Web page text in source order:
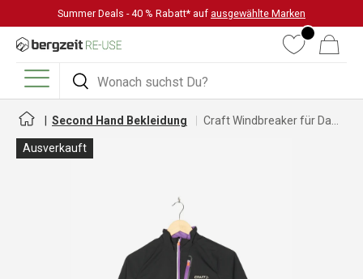
DIREKT ZUM INHALT
Summer Deals - 40 % Rabatt* auf ausgewählte Marken
Suchen
Suchen
WunschlisteWarenkorb
Menü
Second Hand Bekleidung
Ausverkauft